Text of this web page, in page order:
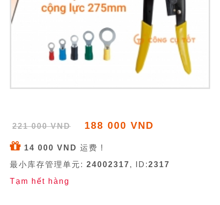
221 000 VND 188 000 VND
14 000 VND 运费 !
最小库存管理单元: 24002317, ID:2317
Tạm hết hàng